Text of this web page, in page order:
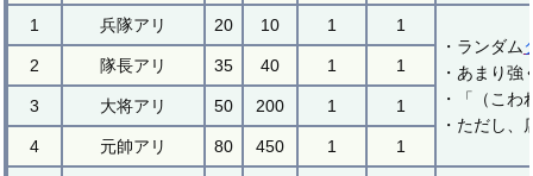
1 兵隊アリ 20 10 1
1
・ランダム
・あまり
・「（こ
・ただし
2 隊長アリ 35 40 1 1
3 大将アリ 50 200 1 1
4 元帥アリ 80 450 1 1